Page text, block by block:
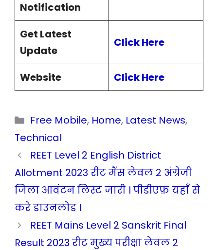
Notification
Get Latest
Update
Click Here
Website Click Here
Categories
Free Mobile, Home, Latest News,
Technical
REET Level 2 English District
Allotment 2023 रीट मैंस लेवल 2 अंग्रेजी
जिला आवंटन लिस्ट जारी । पीडीएफ़ यहाँ से
करे डाउनलोड ।
REET Mains Level 2 Sanskrit Final
Result 2023 रीट मुख्य परीक्षा लेवल 2